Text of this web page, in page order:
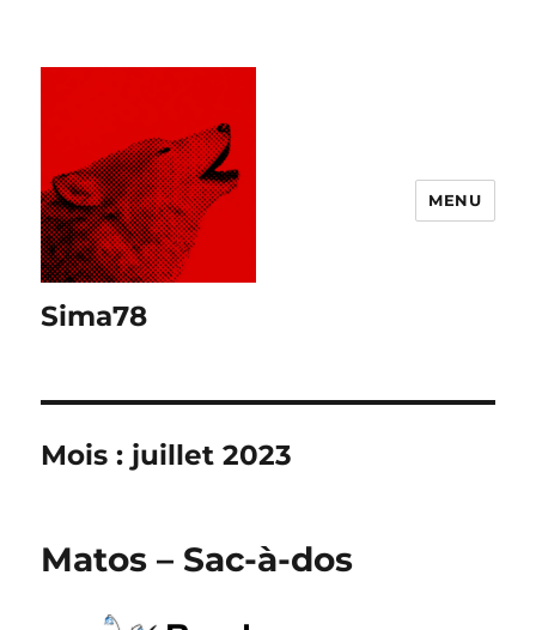
Sima78
MENU
Mois : juillet 2023
Matos – Sac-à-dos